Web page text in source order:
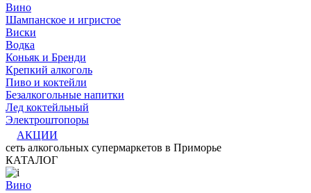
Вино
Шампанское и игристое
Виски
Водка
Коньяк и Бренди
Крепкий алкоголь
Пиво и коктейли
Безалкогольные напитки
Лед коктейльный
Электроштопоры
АКЦИИ
сеть алкогольных супермаркетов в Приморье
КАТАЛОГ
Вино